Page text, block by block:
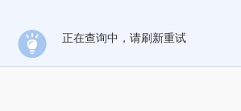
正在查询中，请刷新重试